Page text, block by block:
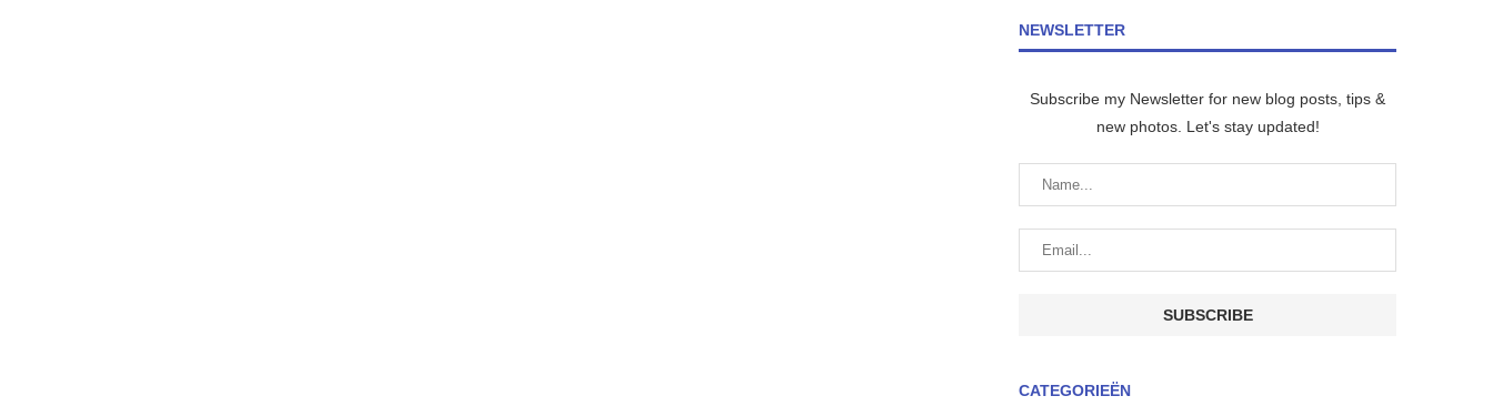
NEWSLETTER
Subscribe my Newsletter for new blog posts, tips &
new photos. Let's stay updated!
CATEGORIEËN